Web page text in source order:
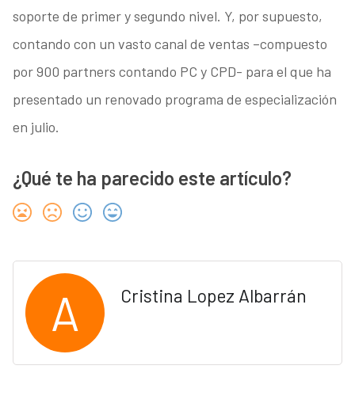
soporte de primer y segundo nivel. Y, por supuesto,
contando con un vasto canal de ventas –compuesto
por 900 partners contando PC y CPD- para el que ha
presentado un renovado programa de especialización
en julio.
¿Qué te ha parecido este artículo?
A Cristina Lopez Albarrán